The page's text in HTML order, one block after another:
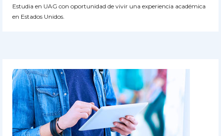
Estudia en UAG con oportunidad de vivir una experiencia académica
en Estados Unidos.